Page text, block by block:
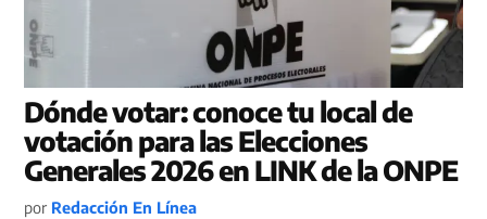
Dónde votar: conoce tu local de
votación para las Elecciones
Generales 2026 en LINK de la ONPE
por Redacción En Línea